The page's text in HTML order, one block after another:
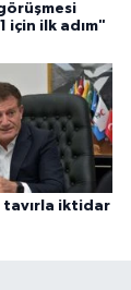
için ilk adım"
tavırla iktidar